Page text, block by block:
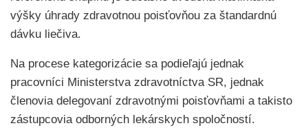
výšky úhrady zdravotnou poisťovňou za štandardnú
dávku liečiva.
Na procese kategorizácie sa podieľajú jednak
pracovníci Ministerstva zdravotníctva SR, jednak
členovia delegovaní zdravotnými poisťovňami a takisto
zástupcovia odborných lekárskych spoločností.